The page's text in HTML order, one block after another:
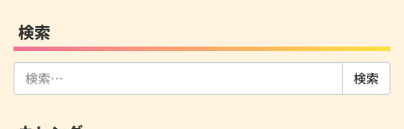
検索
検
索: